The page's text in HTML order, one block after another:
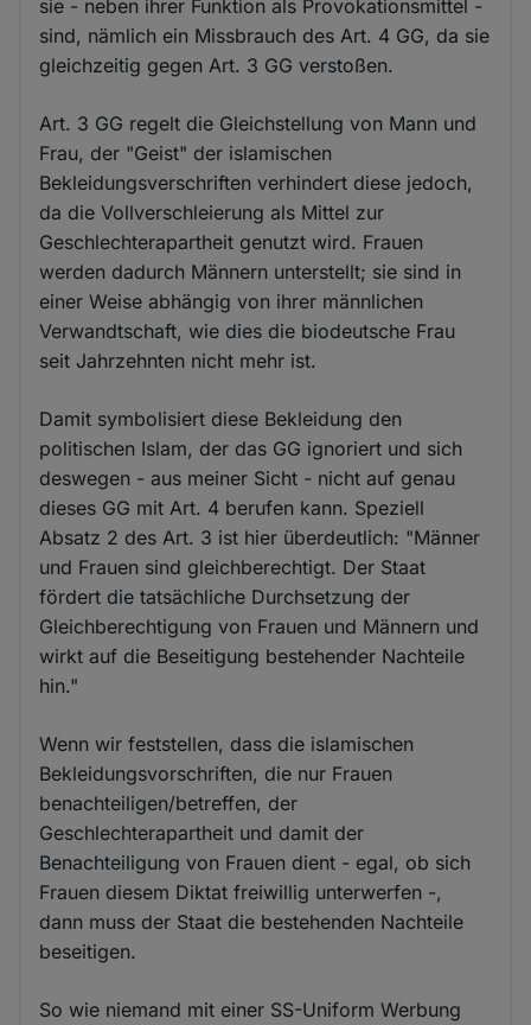
sie - neben ihrer Funktion als Provokationsmittel -
sind, nämlich ein Missbrauch des Art. 4 GG, da sie
gleichzeitig gegen Art. 3 GG verstoßen.
Art. 3 GG regelt die Gleichstellung von Mann und
Frau, der "Geist" der islamischen
Bekleidungsverschriften verhindert diese jedoch,
da die Vollverschleierung als Mittel zur
Geschlechterapartheit genutzt wird. Frauen
werden dadurch Männern unterstellt; sie sind in
einer Weise abhängig von ihrer männlichen
Verwandtschaft, wie dies die biodeutsche Frau
seit Jahrzehnten nicht mehr ist.
Damit symbolisiert diese Bekleidung den
politischen Islam, der das GG ignoriert und sich
deswegen - aus meiner Sicht - nicht auf genau
dieses GG mit Art. 4 berufen kann. Speziell
Absatz 2 des Art. 3 ist hier überdeutlich: "Männer
und Frauen sind gleichberechtigt. Der Staat
fördert die tatsächliche Durchsetzung der
Gleichberechtigung von Frauen und Männern und
wirkt auf die Beseitigung bestehender Nachteile
hin."
Wenn wir feststellen, dass die islamischen
Bekleidungsvorschriften, die nur Frauen
benachteiligen/betreffen, der
Geschlechterapartheit und damit der
Benachteiligung von Frauen dient - egal, ob sich
Frauen diesem Diktat freiwillig unterwerfen -,
dann muss der Staat die bestehenden Nachteile
beseitigen.
So wie niemand mit einer SS-Uniform Werbung